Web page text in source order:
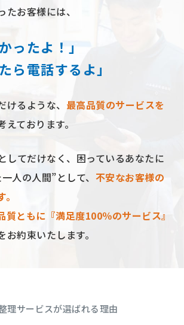
お客様には、
ったよ！」
ら電話するよ」
けるような、 最⾼品質のサービスを
えております。
してだけなく、困っているあなたに
⼈の⼈間”として、 不安なお客様の
ともに『満⾜度100％のサービス』
約束いたします。
理サービスが選ばれる理由